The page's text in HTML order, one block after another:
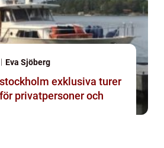
Eva Sjöberg
exklusiva turer
privatpersoner och